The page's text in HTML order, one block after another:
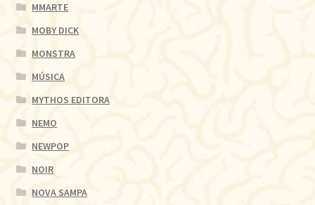
MMARTE
MOBY DICK
MONSTRA
MÚSICA
MYTHOS EDITORA
NEMO
NEWPOP
NOIR
NOVA SAMPA